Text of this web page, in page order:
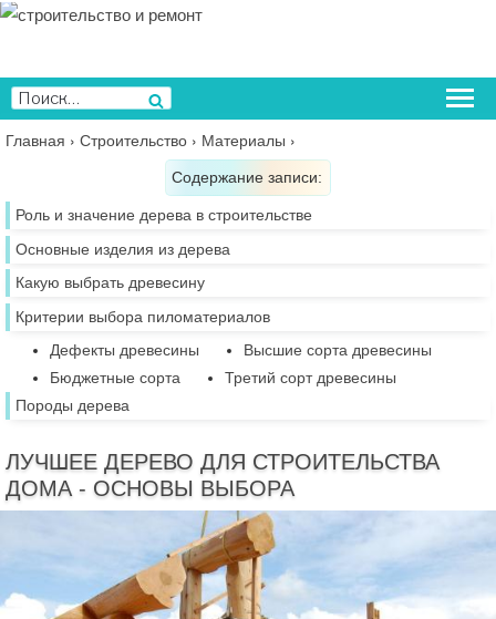
Перейти
содержимому
Искать:
Поиск
Главная › Строительство › Материалы ›
Содержание записи:
Роль и значение дерева в строительстве
Основные изделия из дерева
Какую выбрать древесину
Критерии выбора пиломатериалов
Дефекты древесины
Высшие сорта древесины
Бюджетные сорта
Третий сорт древесины
Породы дерева
ЛУЧШЕЕ ДЕРЕВО ДЛЯ СТРОИТЕЛЬСТВА
ДОМА - ОСНОВЫ ВЫБОРА